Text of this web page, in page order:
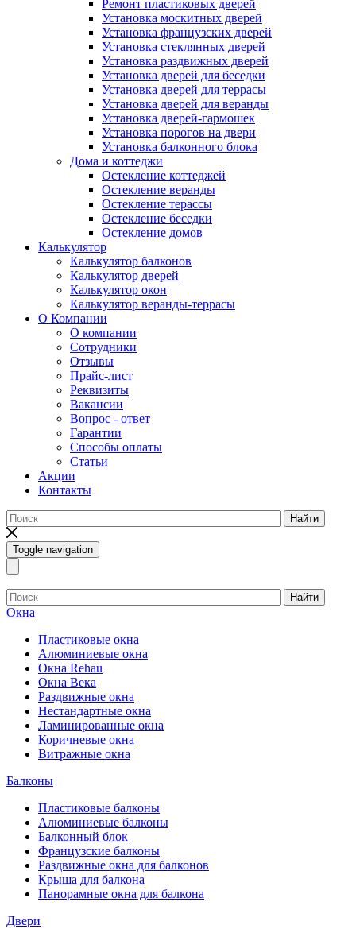
Ремонт пластиковых дверей
Установка москитных дверей
Установка французских дверей
Установка стеклянных дверей
Установка раздвижных дверей
Установка дверей для беседки
Установка дверей для террасы
Установка дверей для веранды
Установка дверей-гармошек
Установка порогов на двери
Установка балконного блока
Дома и коттеджи
Остекление коттеджей
Остекление веранды
Остекление терассы
Остекление беседки
Остекление домов
Калькулятор
Калькулятор балконов
Калькулятор дверей
Калькулятор окон
Калькулятор веранды-террасы
О Компании
О компании
Сотрудники
Отзывы
Прайс-лист
Реквизиты
Вакансии
Вопрос - ответ
Гарантии
Способы оплаты
Статьи
Акции
Контакты
Найти
Toggle navigation
Найти
Окна
Пластиковые окна
Алюминиевые окна
Окна Rehau
Окна Века
Раздвижные окна
Нестандартные окна
Ламинированные окна
Коричневые окна
Витражные окна
Балконы
Пластиковые балконы
Алюминиевые балконы
Балконный блок
Французские балконы
Раздвижные окна для балконов
Крыша для балкона
Панорамные окна для балкона
Двери